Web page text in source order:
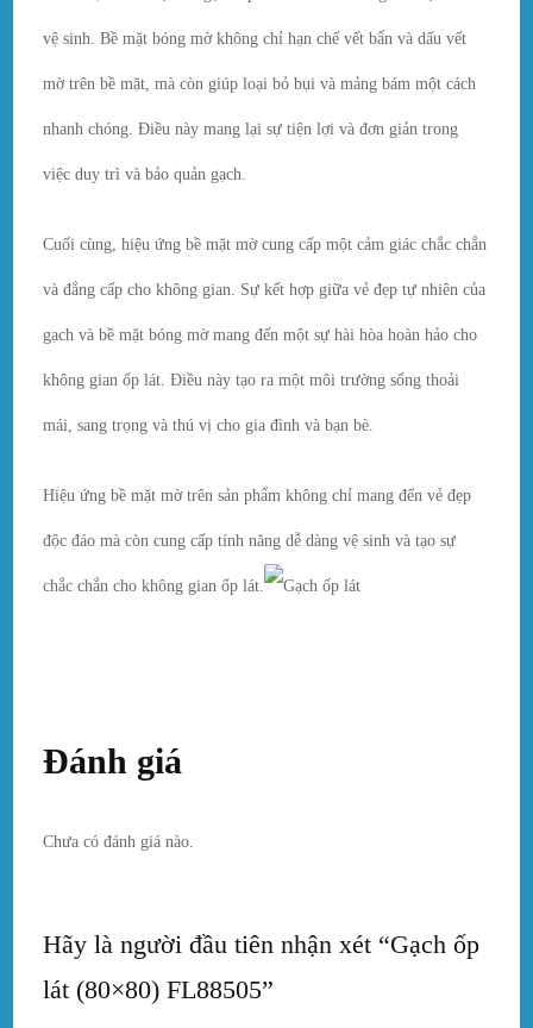
vệ sinh. Bề mặt bóng mờ không chỉ hạn chế vết bẩn và dấu vết
mờ trên bề mặt, mà còn giúp loại bỏ bụi và mảng bám một cách
nhanh chóng. Điều này mang lại sự tiện lợi và đơn giản trong
việc duy trì và bảo quản gạch.
Cuối cùng, hiệu ứng bề mặt mờ cung cấp một cảm giác chắc chắn
và đẳng cấp cho không gian. Sự kết hợp giữa vẻ đẹp tự nhiên của
gạch và bề mặt bóng mờ mang đến một sự hài hòa hoàn hảo cho
không gian ốp lát. Điều này tạo ra một môi trường sống thoải
mái, sang trọng và thú vị cho gia đình và bạn bè.
Hiệu ứng bề mặt mờ trên sản phẩm không chỉ mang đến vẻ đẹp
độc đáo mà còn cung cấp tính năng dễ dàng vệ sinh và tạo sự
chắc chắn cho không gian ốp lát.
Đánh giá
Chưa có đánh giá nào.
Hãy là người đầu tiên nhận xét “Gạch ốp
lát (80×80) FL88505”